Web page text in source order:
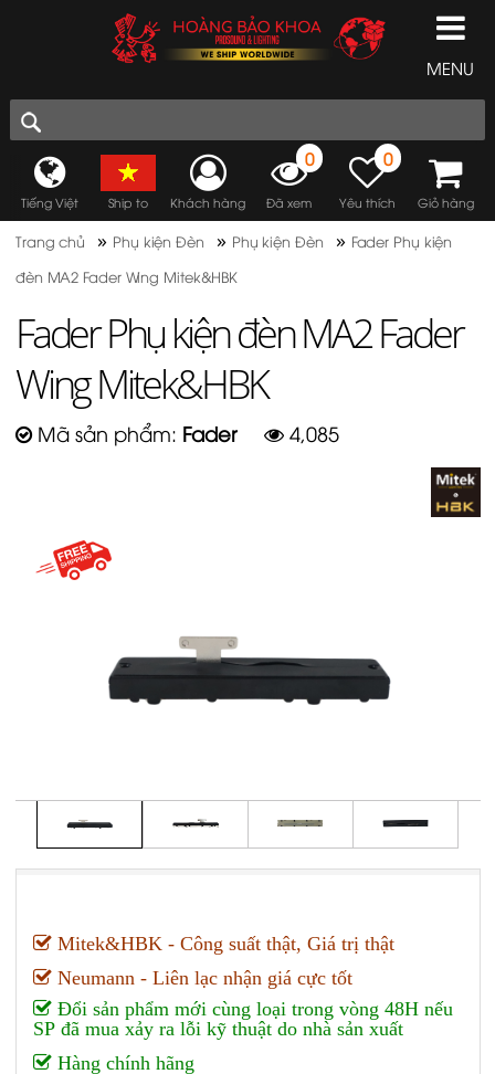
MENU
Tiếng Việt Ship to Khách hàng
0
Đã xem
0
Yêu thích Giỏ hàng
Trang chủ » Phụ kiện Đèn » Phụ kiện Đèn » Fader Phụ kiện
đèn MA2 Fader Wing Mitek&HBK
Fader Phụ kiện đèn MA2 Fader
Wing Mitek&HBK
Mã sản phẩm: Fader 4,085
Mitek&HBK - Công suất thật, Giá trị thật
Neumann - Liên lạc nhận giá cực tốt
Đổi sản phẩm mới cùng loại trong vòng 48H nếu
SP đã mua xảy ra lỗi kỹ thuật do nhà sản xuất
Hàng chính hãng